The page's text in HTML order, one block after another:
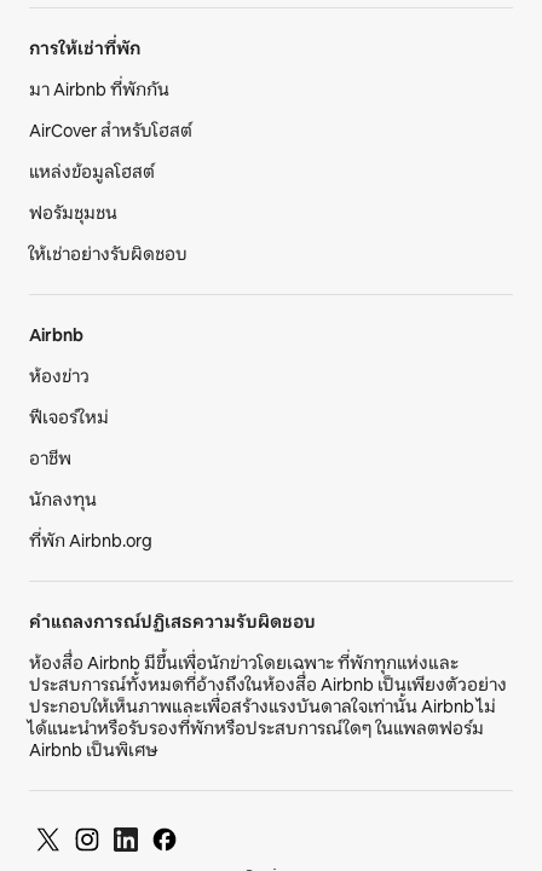
การให้เช่าที่พัก
มา Airbnb ที่พักกัน
AirCover สำหรับโฮสต์
แหล่งข้อมูลโฮสต์
ฟอรัมชุมชน
ให้เช่าอย่างรับผิดชอบ
Airbnb
ห้องข่าว
ฟีเจอร์ใหม่
อาชีพ
นักลงทุน
ที่พัก Airbnb.org
คำแถลงการณ์ปฏิเสธความรับผิดชอบ
ห้องสื่อ Airbnb มีขึ้นเพื่อนักข่าวโดยเฉพาะ ที่พักทุกแห่งและ
ประสบการณ์ทั้งหมดที่อ้างถึงในห้องสื่อ Airbnb เป็นเพียงตัวอย่าง
ประกอบให้เห็นภาพและเพื่อสร้างแรงบันดาลใจเท่านั้น Airbnb ไม่
ได้แนะนำหรือรับรองที่พักหรือประสบการณ์ใดๆ ในแพลตฟอร์ม
Airbnb เป็นพิเศษ